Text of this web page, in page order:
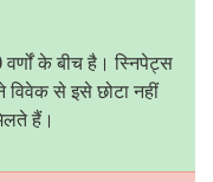
के बीच है। स्निपेट्स
विवेक से इसे छोटा नहीं
हैं।